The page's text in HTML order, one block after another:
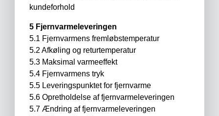
kundeforhold
5 Fjernvarmeleveringen
5.1 Fjernvarmens fremløbstemperatur
5.2 Afkøling og returtemperatur
5.3 Maksimal varmeeffekt
5.4 Fjernvarmens tryk
5.5 Leveringspunktet for fjernvarme
5.6 Opretholdelse af fjernvarmeleveringen
5.7 Ændring af fjernvarmeleveringen